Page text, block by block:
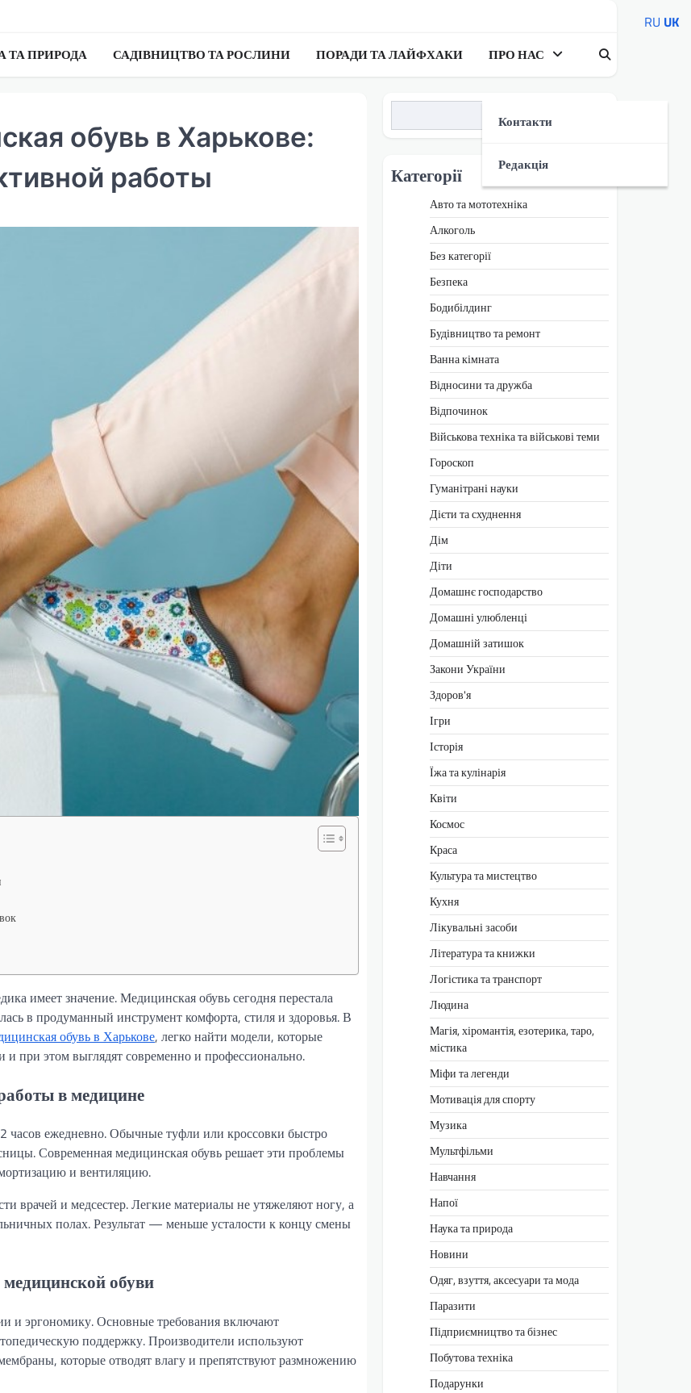
ТА ПРИРОДА САДІВНИЦТВО ТА РОСЛИНИ ПОРАДИ ТА ЛАЙФХАКИ ПРО НАС
Контакти
Редакція
обувь в Харькове:
работы
имеет значение. Медицинская обувь сегодня перестала
в продуманный инструмент комфорта, стиля и здоровья. В
обувь в Харькове, легко найти модели, которые
при этом выглядят современно и профессионально.
в медицине
часов ежедневно. Обычные туфли или кроссовки быстро
Современная медицинская обувь решает эти проблемы
и вентиляцию.
врачей и медсестер. Легкие материалы не утяжеляют ногу, а
полах. Результат — меньше усталости к концу смены
обуви
и эргономику. Основные требования включают
поддержку. Производители используют
которые отводят влагу и препятствуют размножению
Категорії
Авто та мототехніка
Алкоголь
Без категорії
Безпека
Бодибілдинг
Будівництво та ремонт
Ванна кімната
Відносини та дружба
Відпочинок
Військова техніка та військові теми
Гороскоп
Гуманітрані науки
Дієти та схуднення
Дім
Діти
Домашнє господарство
Домашні улюбленці
Домашній затишок
Закони України
Здоров'я
Ігри
Історія
Їжа та кулінарія
Квіти
Космос
Краса
Культура та мистецтво
Кухня
Лікувальні засоби
Література та книжки
Логістика та транспорт
Людина
Магія, хіромантія, езотерика, таро,
містика
Міфи та легенди
Мотивація для спорту
Музика
Мультфільми
Навчання
Напої
Наука та природа
Новини
Одяг, взуття, аксесуари та мода
Паразити
Підприємництво та бізнес
Побутова техніка
Подарунки
RU UK